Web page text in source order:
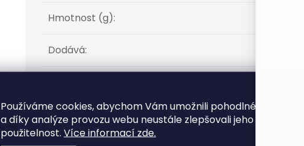
Používáme cookies, abychom Vám umožnili pohodlné prohlížení
a díky analýze provozu webu neustále zlepšovali jeho funkce,
použitelnost. Více informací zde.
Hmotnost (g):
Dodává:
Produkt naleznete v této kategorii
Výrobce Himalaya - DeLuxe Bamboo (Himalaya)